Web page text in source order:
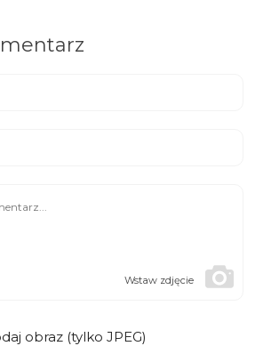
Wstaw zdjęcie
obraz (tylko JPEG)